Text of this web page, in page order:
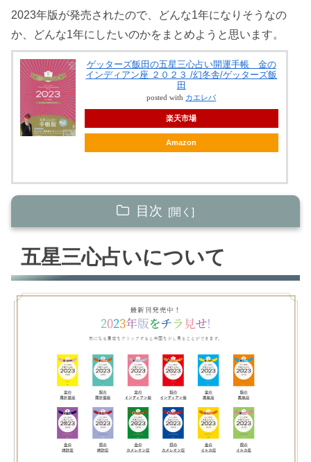
2023年版が発売されたので、どんな1年になりそうなの
か、どんな1年にしたいのかをまとめようと思います。
ゲッターズ飯田の五星三心占い開運手帳 金の
インディアン座 ２０２３ /幻冬舎/ゲッターズ飯
田
posted with カエレバ
楽天市場
Amazon
目次
五星三心占いについて
金のインディアン座の特徴
【まとめ】人生を楽しみ、楽しみから経験を得
今回紹介した商品
五星三心占いについて